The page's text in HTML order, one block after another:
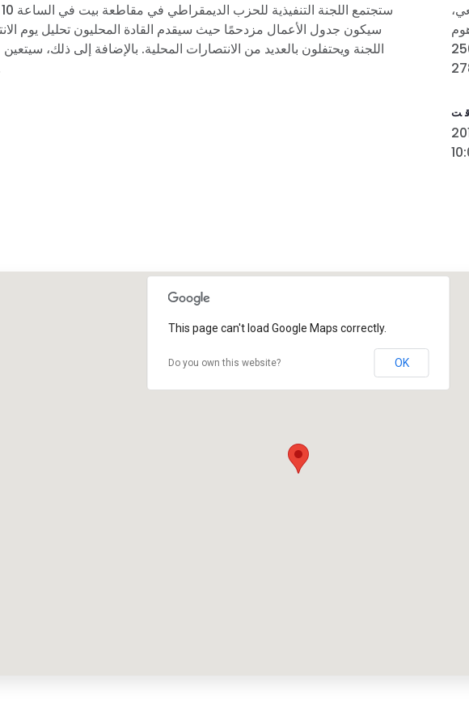
اللجنة ويحتفلون بالعديد من الانتصارات المحلية. بالإضافة إلى ذلك،
رود جرينفيل، نورث
This page can't load Google Maps correctly.
Do you own this website? OK